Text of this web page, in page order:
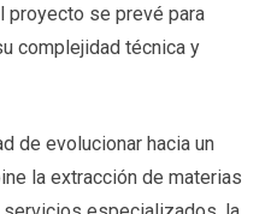
proyecto se prevé para
complejidad técnica y
de evolucionar hacia un
la extracción de materias